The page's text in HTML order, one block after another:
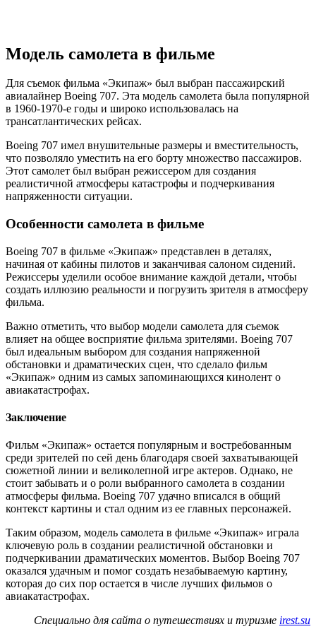
Модель самолета в фильме
Для съемок фильма «Экипаж» был выбран пассажирский
авиалайнер Boeing 707. Эта модель самолета была популярной
в 1960-1970-е годы и широко использовалась на
трансатлантических рейсах.
Boeing 707 имел внушительные размеры и вместительность,
что позволяло уместить на его борту множество пассажиров.
Этот самолет был выбран режиссером для создания
реалистичной атмосферы катастрофы и подчеркивания
напряженности ситуации.
Особенности самолета в фильме
Boeing 707 в фильме «Экипаж» представлен в деталях,
начиная от кабины пилотов и заканчивая салоном сидений.
Режиссеры уделили особое внимание каждой детали, чтобы
создать иллюзию реальности и погрузить зрителя в атмосферу
фильма.
Важно отметить, что выбор модели самолета для съемок
влияет на общее восприятие фильма зрителями. Boeing 707
был идеальным выбором для создания напряженной
обстановки и драматических сцен, что сделало фильм
«Экипаж» одним из самых запоминающихся кинолент о
авиакатастрофах.
Заключение
Фильм «Экипаж» остается популярным и востребованным
среди зрителей по сей день благодаря своей захватывающей
сюжетной линии и великолепной игре актеров. Однако, не
стоит забывать и о роли выбранного самолета в создании
атмосферы фильма. Boeing 707 удачно вписался в общий
контекст картины и стал одним из ее главных персонажей.
Таким образом, модель самолета в фильме «Экипаж» играла
ключевую роль в создании реалистичной обстановки и
подчеркивании драматических моментов. Выбор Boeing 707
оказался удачным и помог создать незабываемую картину,
которая до сих пор остается в числе лучших фильмов о
авиакатастрофах.
Специально для сайта о путешествиях и туризме irest.su